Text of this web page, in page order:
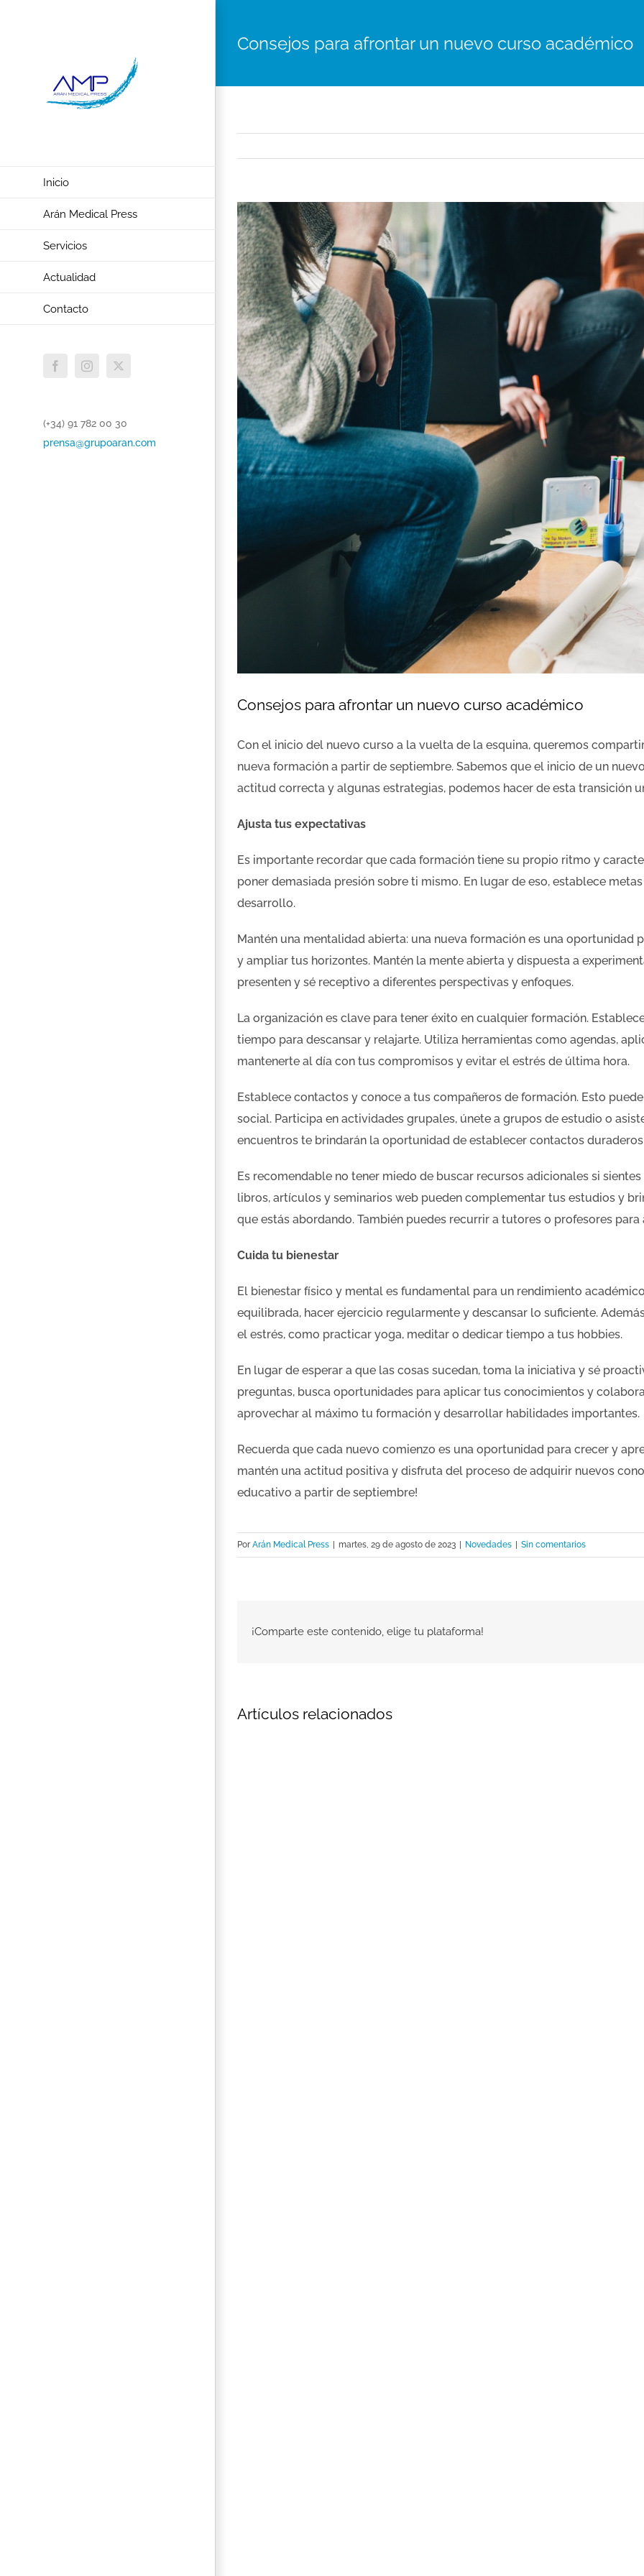
Inicio
Arán Medical Press
Servicios
Actualidad
Contacto
FacebookInstagram
(+34) 91 782 00 30
prensa@grupoaran.com
Consejos para afrontar un nuevo curso académico
Ver
imagen
más
grande
Consejos para afrontar un nuevo curso académico
Con el inicio del nuevo curso a la vuelta de la esquina, queremos
nueva formación a partir de septiembre. Sabemos que el inicio de un
actitud correcta y algunas estrategias, podemos hacer de esta transición
Ajusta tus expectativas
Es importante recordar que cada formación tiene su propio ritmo y
poner demasiada presión sobre ti mismo. En lugar de eso, establece
desarrollo.
Mantén una mentalidad abierta: una nueva formación es una oportunidad
y ampliar tus horizontes. Mantén la mente abierta y dispuesta a
presenten y sé receptivo a diferentes perspectivas y enfoques.
La organización es clave para tener éxito en cualquier formación.
tiempo para descansar y relajarte. Utiliza herramientas como agendas,
mantenerte al día con tus compromisos y evitar el estrés de última hora.
Establece contactos y conoce a tus compañeros de formación. Esto
social. Participa en actividades grupales, únete a grupos de estudio o
encuentros te brindarán la oportunidad de establecer contactos
Es recomendable no tener miedo de buscar recursos adicionales si
libros, artículos y seminarios web pueden complementar tus estudios y
que estás abordando. También puedes recurrir a tutores o profesores
Cuida tu bienestar
El bienestar físico y mental es fundamental para un rendimiento
equilibrada, hacer ejercicio regularmente y descansar lo suficiente.
el estrés, como practicar yoga, meditar o dedicar tiempo a tus hobbies.
En lugar de esperar a que las cosas sucedan, toma la iniciativa y sé
preguntas, busca oportunidades para aplicar tus conocimientos y
aprovechar al máximo tu formación y desarrollar habilidades importantes.
Recuerda que cada nuevo comienzo es una oportunidad para crecer y
mantén una actitud positiva y disfruta del proceso de adquirir nuevos
educativo a partir de septiembre!
PorArán Medical Press martes, 29 de agosto de 2023 Novedades Sin comentarios
¡Comparte este contenido, elige tu plataforma!
Artículos relacionados